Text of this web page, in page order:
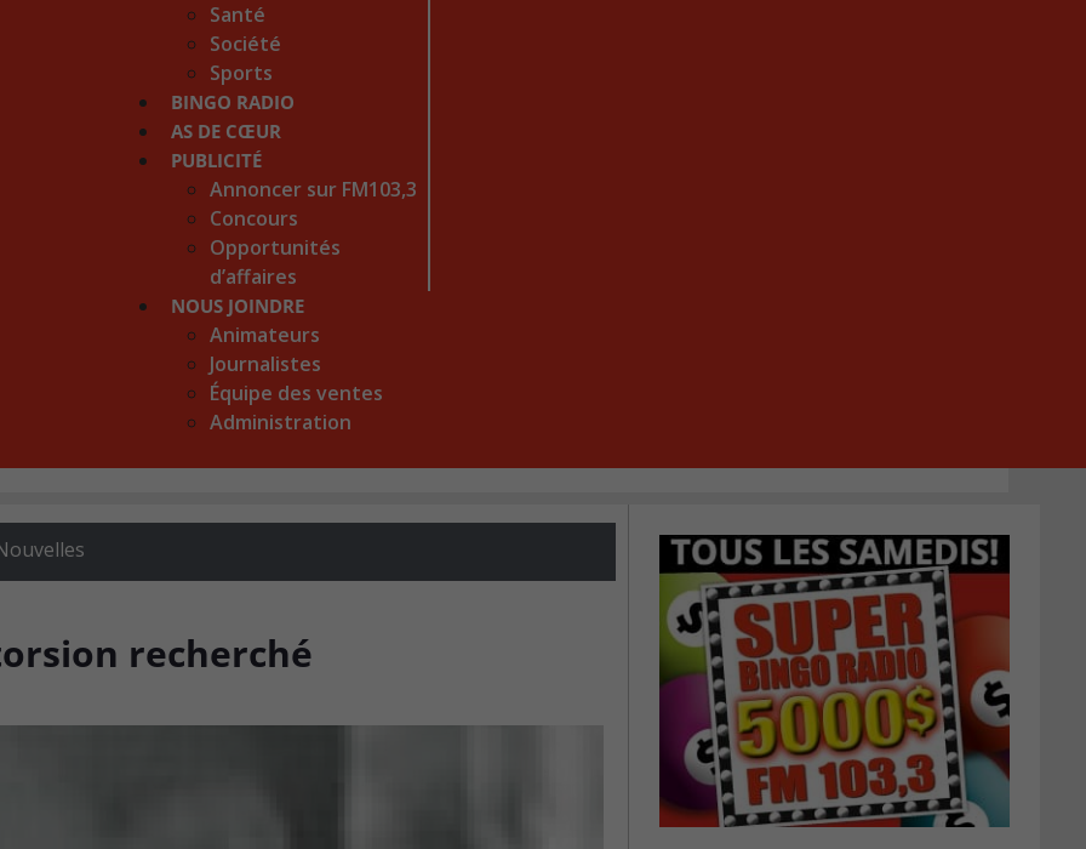
Santé
Société
Sports
BINGO RADIO
AS DE CŒUR
PUBLICITÉ
Annoncer sur FM103,3
Concours
Opportunités
d’affaires
NOUS JOINDRE
Animateurs
Journalistes
Équipe des ventes
Administration
recherché